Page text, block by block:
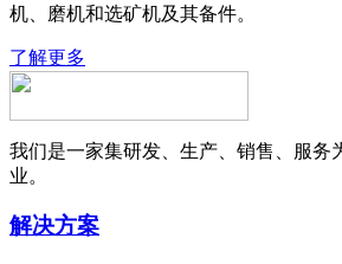
机、磨机和选矿机及其备件。
了解更多
我们是一家集研发、生产、销售、服务
业。
解决方案